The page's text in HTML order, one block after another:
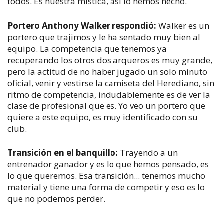
Portero Anthony Walker respondió: Walker es un
portero que trajimos y le ha sentado muy bien al
equipo. La competencia que tenemos ya
recuperando los otros dos arqueros es muy grande,
pero la actitud de no haber jugado un solo minuto
oficial, venir y vestirse la camiseta del Herediano, sin
ritmo de competencia, indudablemente es de ver la
clase de profesional que es. Yo veo un portero que
quiere a este equipo, es muy identificado con su
club.
Transición en el banquillo: Trayendo a un
entrenador ganador y es lo que hemos pensado, es
lo que queremos. Esa transición... tenemos mucho
material y tiene una forma de competir y eso es lo
que no podemos perder.